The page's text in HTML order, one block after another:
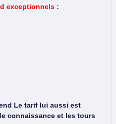
exceptionnels :
Le tarif lui aussi est
connaissance et les tours